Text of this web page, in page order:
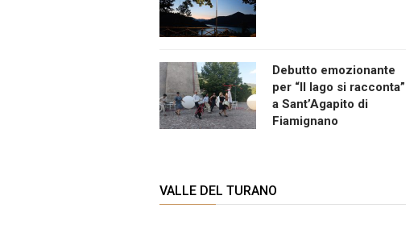
Debutto emozionante
per “Il lago si racconta”
a Sant’Agapito di
Fiamignano
VALLE DEL TURANO